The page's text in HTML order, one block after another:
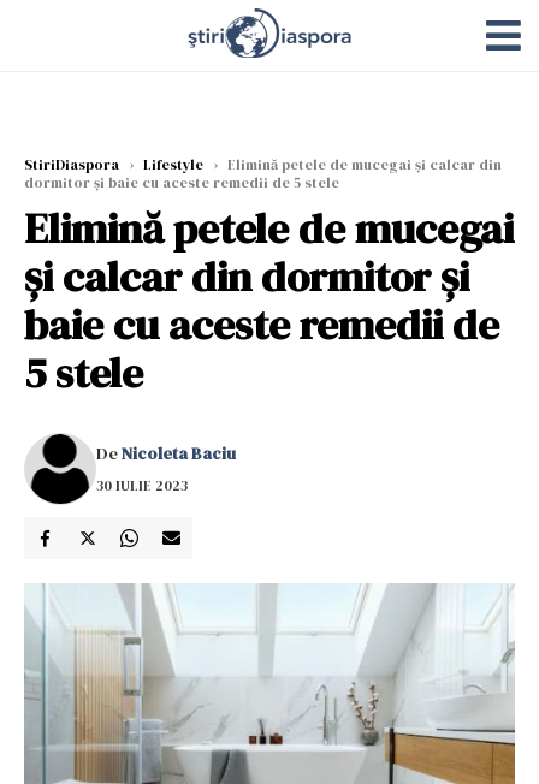
StiriDiaspora › Lifestyle › Elimină petele de mucegai și calcar din
dormitor și baie cu aceste remedii de 5 stele
Elimină petele de mucegai
și calcar din dormitor și
baie cu aceste remedii de
5 stele
DeNicoleta Baciu
30 IULIE 2023